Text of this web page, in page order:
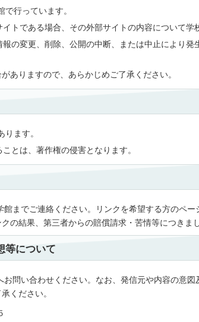
行っています。
トである場合、その外部サイトの内容について学
の変更、削除、公開の中断、または中止により
ありますので、あらかじめご了承ください。
ます。
とは、著作権の侵害となります。
までご連絡ください。リンクを希望する方のペ
の結果、第三者からの賠償請求・苦情等につきま
等について
問い合わせください。なお、発信元や内容の意
ください。